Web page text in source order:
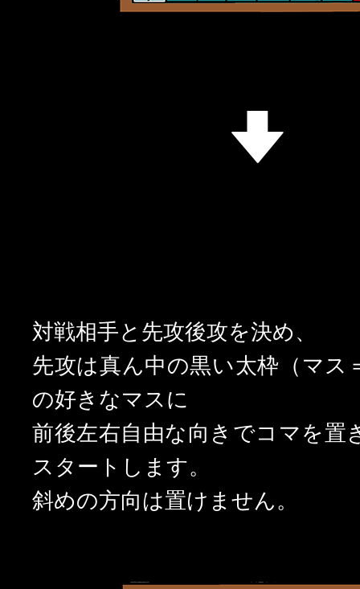
対戦相手と先攻後攻を決め、
先攻は真ん中の黒い太枠（マス
の好きなマスに
前後左右自由な向きでコマを置
スタートします。
斜めの方向は置けません。